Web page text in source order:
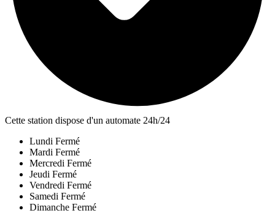
Cette station dispose d'un automate 24h/24
Lundi Fermé
Mardi Fermé
Mercredi Fermé
Jeudi Fermé
Vendredi Fermé
Samedi Fermé
Dimanche Fermé